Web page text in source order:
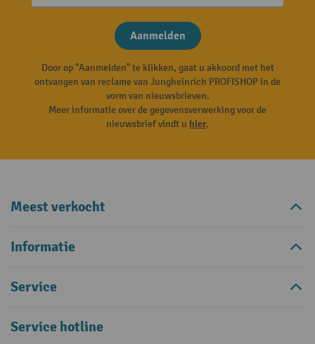
Aanmelden
Door op "Aanmelden" te klikken, gaat u akkoord met het
ontvangen van reclame van Jungheinrich PROFISHOP in de
vorm van nieuwsbrieven.
Meer informatie over de gegevensverwerking voor de
nieuwsbrief vindt u hier.
Meest verkocht
Informatie
Service
Service hotline